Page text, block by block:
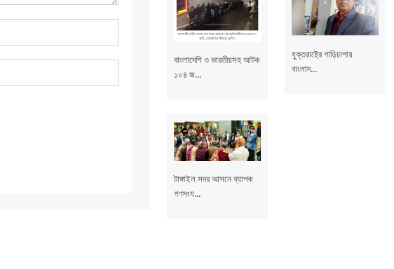
বাংলাদেশি ও ভারতীয়সহ আটক
১০৪ জ...
যুক্তরাষ্ট্রে গাড়িচাপায়
বাংলাদ...
টাঙ্গাইল সদর আসনে ব্যাপক
গণসংয...